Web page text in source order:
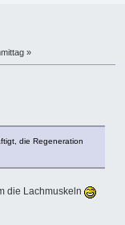
»
die Regeneration
die Lachmuskeln